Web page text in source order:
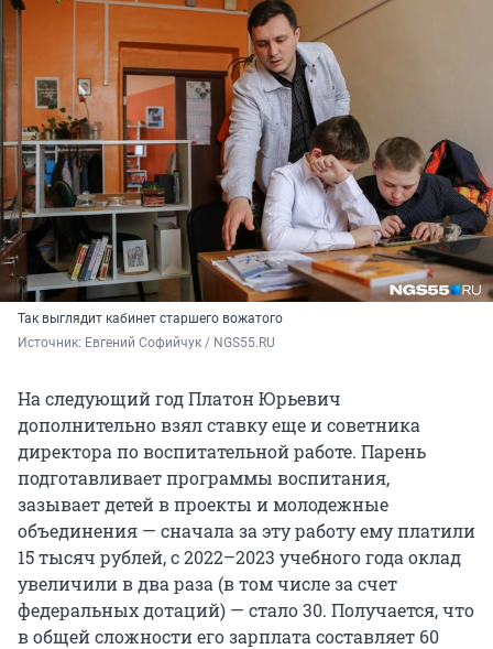
Так выглядит кабинет старшего вожатого
Источник: Евгений Софийчук / NGS55.RU
На следующий год Платон Юрьевич
дополнительно взял ставку еще и советника
директора по воспитательной работе. Парень
подготавливает программы воспитания,
зазывает детей в проекты и молодежные
объединения — сначала за эту работу ему платили
15 тысяч рублей, с 2022–2023 учебного года оклад
увеличили в два раза (в том числе за счет
федеральных дотаций) — стало 30. Получается, что
в общей сложности его зарплата составляет 60